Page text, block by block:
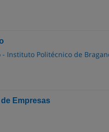
Instituto Politécnico de
Empresas